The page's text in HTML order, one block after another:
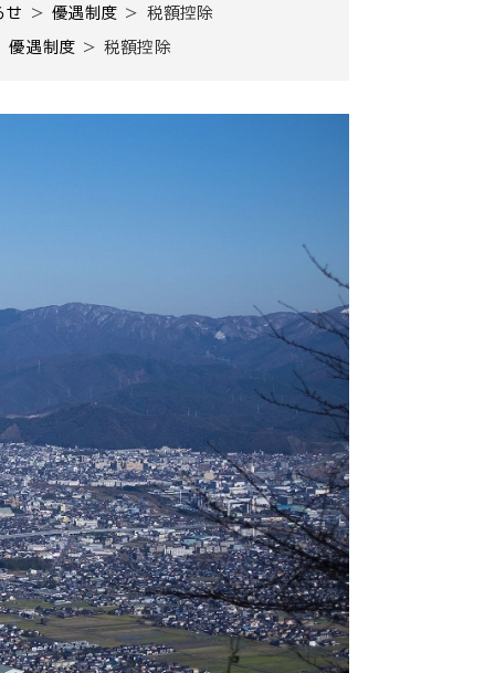
せ > 優遇制度 > 税額控除
優遇制度 >税額控除